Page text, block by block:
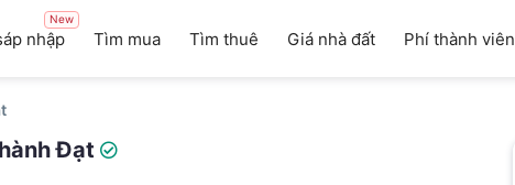
nhập
New
Tìm mua Tìm thuê Giá nhà đất Phí thành viên
Đạt